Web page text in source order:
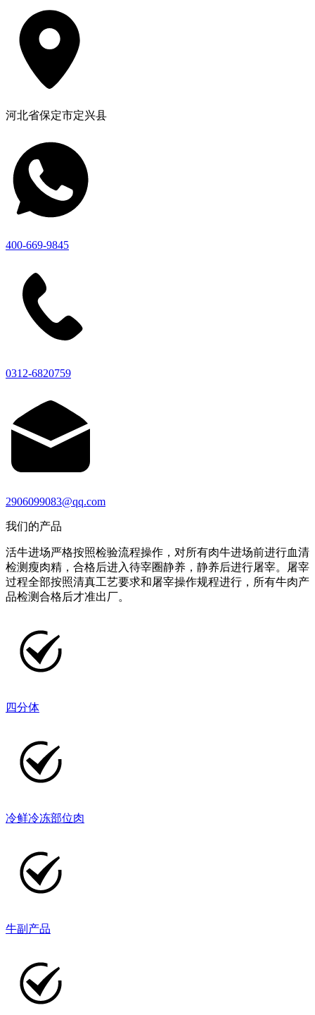
河北省保定市定兴县
400-669-9845
0312-6820759
2906099083@qq.com
我们的产品
活牛进场严格按照检验流程操作，对所有肉牛进场前进行血清
检测瘦肉精，合格后进入待宰圈静养，静养后进行屠宰。屠宰
过程全部按照清真工艺要求和屠宰操作规程进行，所有牛肉产
品检测合格后才准出厂。
四分体
冷鲜冷冻部位肉
牛副产品